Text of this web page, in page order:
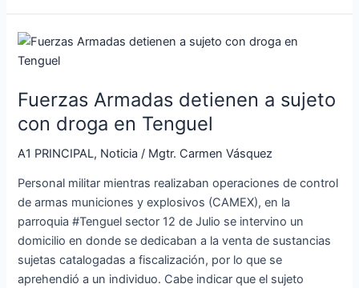
Fuerzas Armadas detienen a sujeto
con droga en Tenguel
A1 PRINCIPAL, Noticia / Mgtr. Carmen Vásquez
Personal militar mientras realizaban operaciones de control
de armas municiones y explosivos (CAMEX), en la
parroquia #Tenguel sector 12 de Julio se intervino un
domicilio en donde se dedicaban a la venta de sustancias
sujetas catalogadas a fiscalización, por lo que se
aprehendió a un individuo. Cabe indicar que el sujeto
Fuerzas
Armadas
a
sujeto
droga
en
Tenguel